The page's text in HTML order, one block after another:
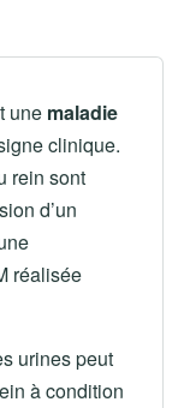
une maladie
clinique.
rein sont
d’un
réalisée
urines peut
à condition